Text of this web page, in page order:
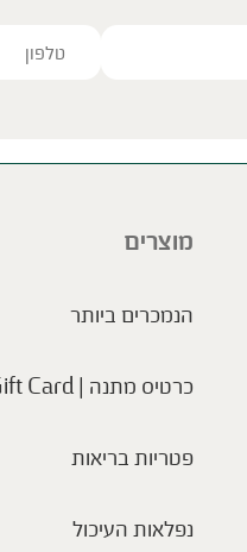
מוצרים
הנמכרים ביותר
כרטיס מתנה | Gift Card
פטריות בריאות
נפלאות העיכול